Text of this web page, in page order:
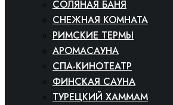
СОЛЯНАЯ БАНЯ
СНЕЖНАЯ КОМНАТА
РИМСКИЕ ТЕРМЫ
АРОМАСАУНА
СПА-КИНОТЕАТР
ФИНСКАЯ САУНА
ТУРЕЦКИЙ ХАММАМ